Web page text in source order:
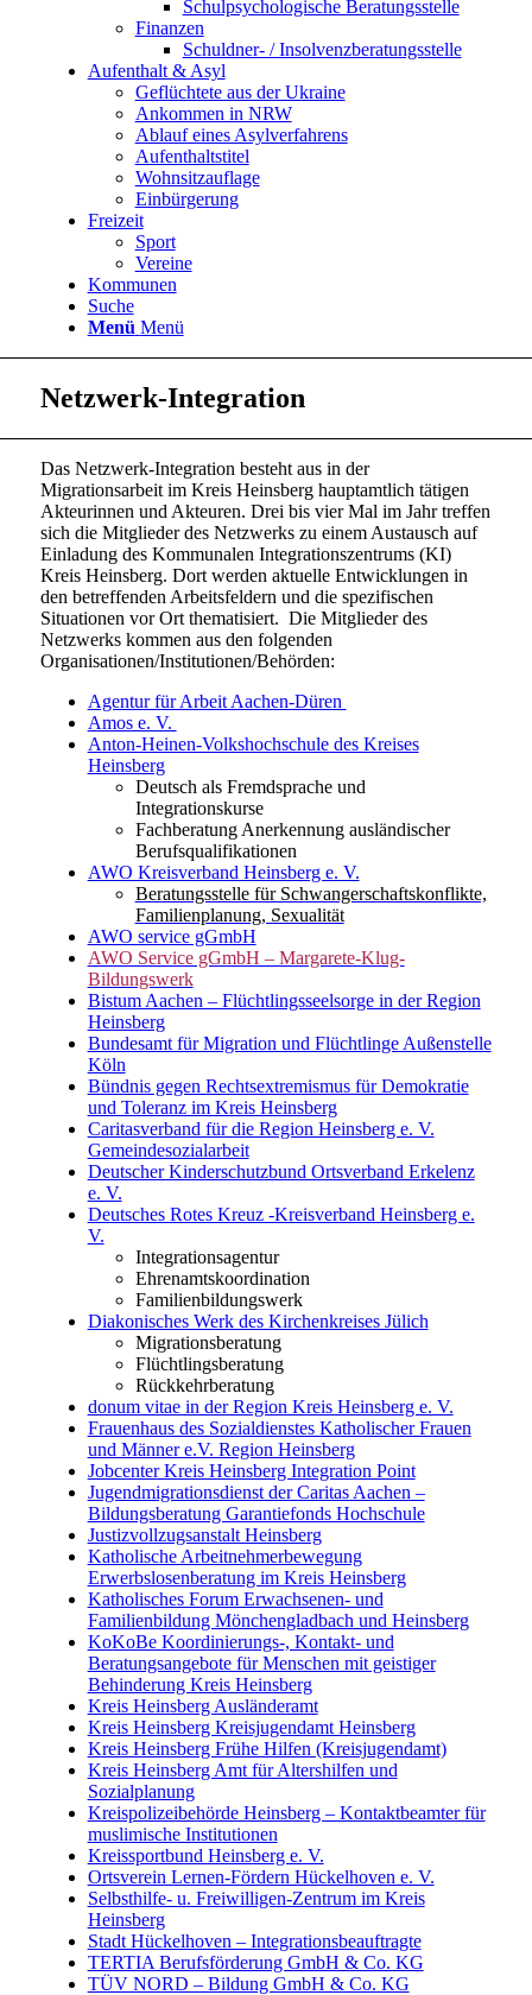
Schulpsychologische Beratungsstelle
Finanzen
Schuldner- / Insolvenzberatungsstelle
Aufenthalt & Asyl
Geflüchtete aus der Ukraine
Ankommen in NRW
Ablauf eines Asylverfahrens
Aufenthaltstitel
Wohnsitzauflage
Einbürgerung
Freizeit
Sport
Vereine
Kommunen
Suche
Menü Menü
Netzwerk-Integration
Das Netzwerk-Integration besteht aus in der
Migrationsarbeit im Kreis Heinsberg hauptamtlich tätigen
Akteurinnen und Akteuren. Drei bis vier Mal im Jahr treffen
sich die Mitglieder des Netzwerks zu einem Austausch auf
Einladung des Kommunalen Integrationszentrums (KI)
Kreis Heinsberg. Dort werden aktuelle Entwicklungen in
den betreffenden Arbeitsfeldern und die spezifischen
Situationen vor Ort thematisiert. Die Mitglieder des
Netzwerks kommen aus den folgenden
Organisationen/Institutionen/Behörden:
Agentur für Arbeit Aachen-Düren
Amos e. V.
Anton-Heinen-Volkshochschule des Kreises
Heinsberg
Deutsch als Fremdsprache und
Integrationskurse
Fachberatung Anerkennung ausländischer
Berufsqualifikationen
AWO Kreisverband Heinsberg e. V.
Beratungsstelle für Schwangerschaftskonflikte,
Familienplanung, Sexualität
AWO service gGmbH
AWO Service gGmbH – Margarete-Klug-
Bildungswerk
Bistum Aachen – Flüchtlingsseelsorge in der Region
Heinsberg
Bundesamt für Migration und Flüchtlinge Außenstelle
Köln
Bündnis gegen Rechtsextremismus für Demokratie
und Toleranz im Kreis Heinsberg
Caritasverband für die Region Heinsberg e. V.
Gemeindesozialarbeit
Deutscher Kinderschutzbund Ortsverband Erkelenz
e. V.
Deutsches Rotes Kreuz -Kreisverband Heinsberg e.
V.
Integrationsagentur
Ehrenamtskoordination
Familienbildungswerk
Diakonisches Werk des Kirchenkreises Jülich
Migrationsberatung
Flüchtlingsberatung
Rückkehrberatung
donum vitae in der Region Kreis Heinsberg e. V.
Frauenhaus des Sozialdienstes Katholischer Frauen
und Männer e.V. Region Heinsberg
Jobcenter Kreis Heinsberg Integration Point
Jugendmigrationsdienst der Caritas Aachen –
Bildungsberatung Garantiefonds Hochschule
Justizvollzugsanstalt Heinsberg
Katholische Arbeitnehmerbewegung
Erwerbslosenberatung im Kreis Heinsberg
Katholisches Forum Erwachsenen- und
Familienbildung Mönchengladbach und Heinsberg
KoKoBe Koordinierungs-, Kontakt- und
Beratungsangebote für Menschen mit geistiger
Behinderung Kreis Heinsberg
Kreis Heinsberg Ausländeramt
Kreis Heinsberg Kreisjugendamt Heinsberg
Kreis Heinsberg Frühe Hilfen (Kreisjugendamt)
Kreis Heinsberg Amt für Altershilfen und
Sozialplanung
Kreispolizeibehörde Heinsberg – Kontaktbeamter für
muslimische Institutionen
Kreissportbund Heinsberg e. V.
Ortsverein Lernen-Fördern Hückelhoven e. V.
Selbsthilfe- u. Freiwilligen-Zentrum im Kreis
Heinsberg
Stadt Hückelhoven – Integrationsbeauftragte
TERTIA Berufsförderung GmbH & Co. KG
TÜV NORD – Bildung GmbH & Co. KG